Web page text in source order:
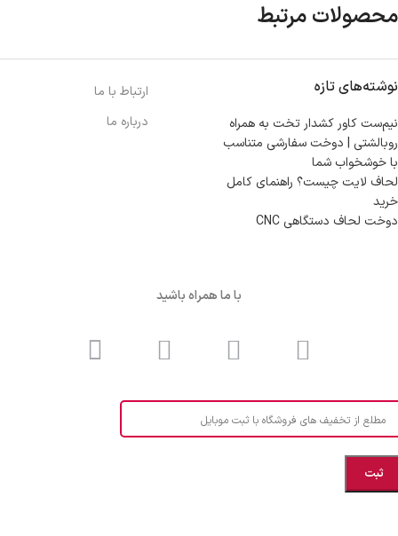
محصولات مرتبط
نوشته‌های تازه
نیم‌ست کاور کشدار تخت به همراه
روبالشتی | دوخت سفارشی متناسب
با خوشخواب شما
لحاف لایت چیست؟ راهنمای کامل
خرید
دوخت لحاف دستگاهی CNC
ارتباط با ما
درباره ما
با ما همراه باشید
مطلع از تخفیف های فروشگاه با ثبت موبایل